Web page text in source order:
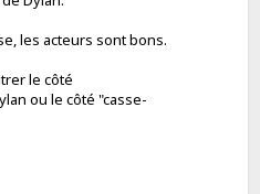
les acteurs sont bons.
le côté
ou le côté "casse-